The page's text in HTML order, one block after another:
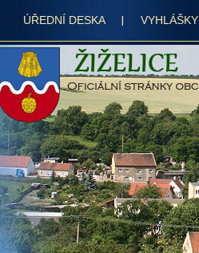
ÚŘEDNÍ DESKA VYHLÁŠKY